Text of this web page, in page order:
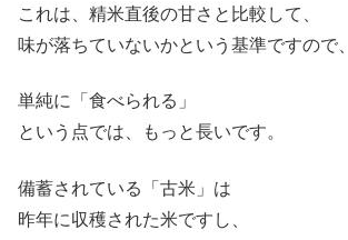
これは、精米直後の甘さと比較して、
味が落ちていないかという基準ですので、
単純に「食べられる」
という点では、もっと長いです。
備蓄されている「古米」は
昨年に収穫された米ですし、